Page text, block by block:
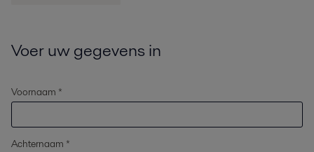
Voer uw gegevens in
Voornaam *
Achternaam *